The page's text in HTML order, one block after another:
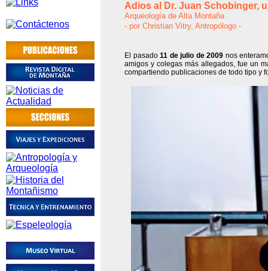
Adios al Dr. Juan Schobinger,
Arqueología de Alta Montaña
- por Christian Vitry, Antropólogo -
El pasado11 de julio de 2009 nos
amigos y colegas más allegados, fue un
compartiendo publicaciones de todo tipo y